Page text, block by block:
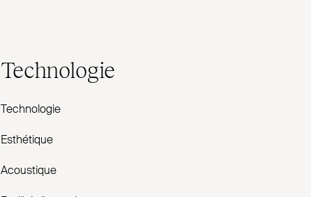
Technologie
Technologie
Esthétique
Acoustique